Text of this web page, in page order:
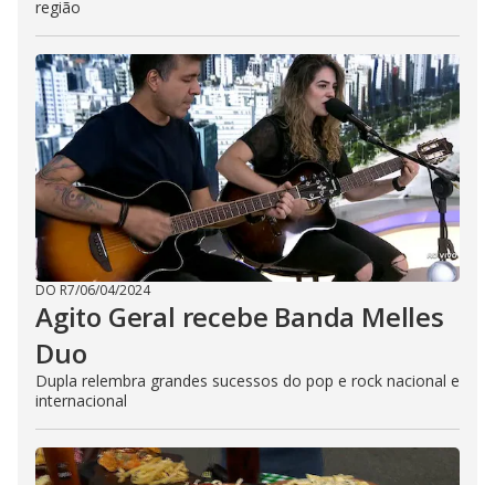
região
DO R7/06/04/2024
Agito Geral recebe Banda Melles
Duo
Dupla relembra grandes sucessos do pop e rock nacional e
internacional